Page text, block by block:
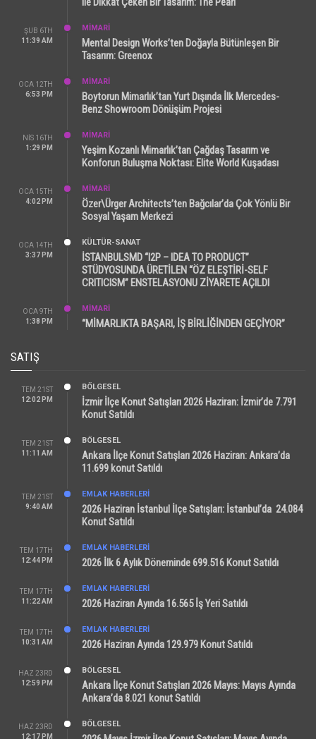
ŞUB 6TH
11:39 AM
MİMARİ
Mental Design Works’ten Doğayla Bütünleşen Bir
Tasarım: Greenox
OCA 12TH
6:53 PM
MİMARİ
Boytorun Mimarlık’tan Yurt Dışında İlk Mercedes-
Benz Showroom Dönüşüm Projesi
NIS 16TH
1:29 PM
MİMARİ
Yeşim Kozanlı Mimarlık’tan Çağdaş Tasarım ve
Konforun Buluşma Noktası: Elite World Kuşadası
OCA 15TH
4:02 PM
MİMARİ
Özer\Ürger Architects’ten Bağcılar’da Çok Yönlü Bir
Sosyal Yaşam Merkezi
OCA 14TH
3:37 PM
KÜLTÜR-SANAT
İSTANBULSMD “I2P – IDEA TO PRODUCT”
STÜDYOSUNDA ÜRETİLEN “ÖZ ELEŞTİRİ-SELF
CRITICISM” ENSTELASYONU ZİYARETE AÇILDI
OCA 9TH
1:38 PM
MİMARİ
“MİMARLIKTA BAŞARI, İŞ BİRLİĞİNDEN GEÇİYOR”
SATIŞ
TEM 21ST
12:02 PM
BÖLGESEL
İzmir İlçe Konut Satışları 2026 Haziran: İzmir’de 7.791
Konut Satıldı
TEM 21ST
11:11 AM
BÖLGESEL
Ankara İlçe Konut Satışları 2026 Haziran: Ankara’da
11.699 konut Satıldı
TEM 21ST
9:40 AM
EMLAK HABERLERI
2026 Haziran İstanbul İlçe Satışları: İstanbul’da 24.084
Konut Satıldı
TEM 17TH
12:44 PM
EMLAK HABERLERI
2026 İlk 6 Aylık Döneminde 699.516 Konut Satıldı
TEM 17TH
11:22 AM
EMLAK HABERLERI
2026 Haziran Ayında 16.565 İş Yeri Satıldı
TEM 17TH
10:31 AM
EMLAK HABERLERI
2026 Haziran Ayında 129.979 Konut Satıldı
HAZ 23RD
12:59 PM
BÖLGESEL
Ankara İlçe Konut Satışları 2026 Mayıs: Mayıs Ayında
Ankara’da 8.021 konut Satıldı
HAZ 23RD
12:17 PM
BÖLGESEL